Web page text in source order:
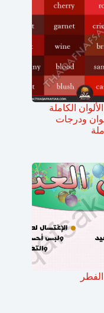
الكاملة
ودرجات